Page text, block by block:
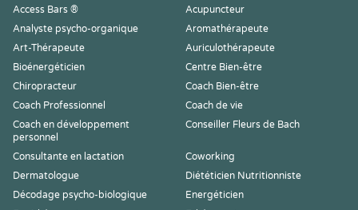
Access Bars ®
Acupuncteur
Analyste psycho-organique
Aromathérapeute
Art-Thérapeute
Auriculothérapeute
Bioénergéticien
Centre Bien-être
Chiropracteur
Coach Bien-être
Coach Professionnel
Coach de vie
Coach en développement
personnel
Conseiller Fleurs de Bach
Consultante en lactation
Coworking
Dermatologue
Diététicien Nutritionniste
Décodage psycho-biologique
Energéticien